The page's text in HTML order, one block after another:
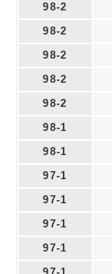
98-2
98-2
98-2
98-2
98-2
98-1
98-1
97-1
97-1
97-1
97-1